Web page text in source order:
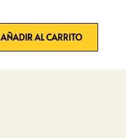
AÑADIR AL CARRITO